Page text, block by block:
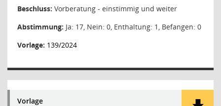
Beschluss: Vorberatung - einstimmig und weiter
Abstimmung: Ja: 17, Nein: 0, Enthaltung: 1, Befangen: 0
Vorlage: 139/2024
Vorlage